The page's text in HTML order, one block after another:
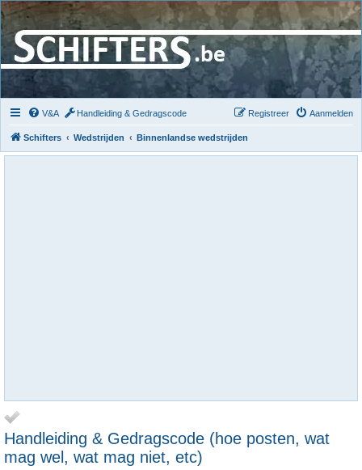
V&A Handleiding & Gedragscode Aanmelden
Registreer
Schifters Wedstrijden Binnenlandse wedstrijden
Handleiding & Gedragscode (hoe posten, wat
mag wel, wat mag niet, etc)